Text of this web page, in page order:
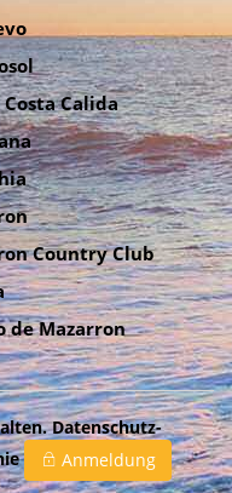
Calida
Country Club
de Mazarron
Datenschutz-
Anmeldung